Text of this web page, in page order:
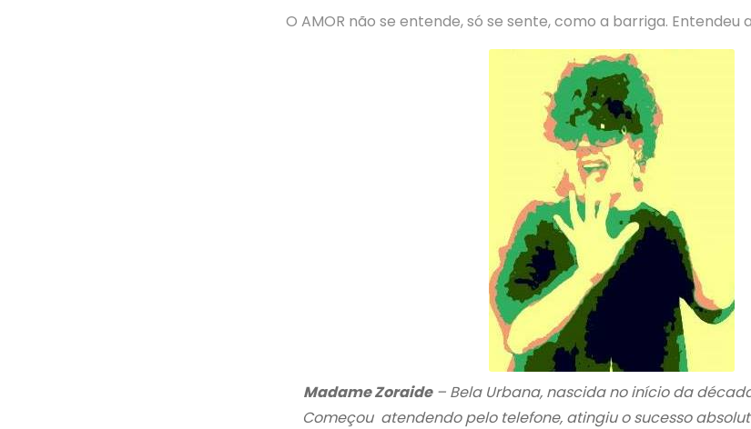
O AMOR não se entende, só se sente, como a barriga. Entendeu
Madame Zoraide– Bela Urbana, nascida no início da
Começou atendendo pelo telefone, atingiu o sucesso